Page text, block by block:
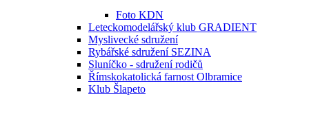
Foto KDN
Leteckomodelářský klub GRADIENT
Myslivecké sdružení
Rybářské sdružení SEZINA
Sluníčko - sdružení rodičů
Římskokatolická farnost Olbramice
Klub Šlapeto